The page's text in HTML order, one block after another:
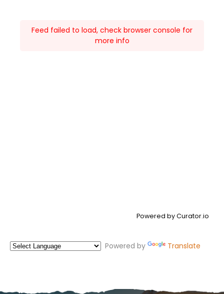
Feed failed to load, check browser console for
more info
Powered by Curator.io
Powered by Translate